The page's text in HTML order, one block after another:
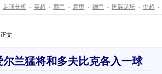
足球分析 - 英超 - 西甲 - 意甲 - 德甲 - 国际足坛 - 中超 -
文
兰猛将和多夫比克各入一球